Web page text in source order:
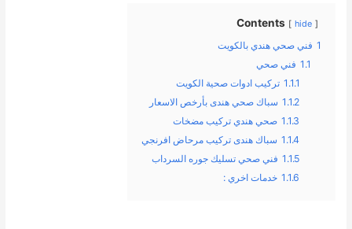
Contents hide
1 فني صحي هندي بالكويت
1.1 فني صحي
1.1.1 تركيب ادوات صحية الكويت
1.1.2 سباك صحي هندى بأرخص الاسعار
1.1.3 صحي هندي تركيب مضخات
1.1.4 سباك هندى تركيب مرحاض افرنجي
1.1.5 فني صحي تسليك جوره السرداب
1.1.6 خدمات اخري :